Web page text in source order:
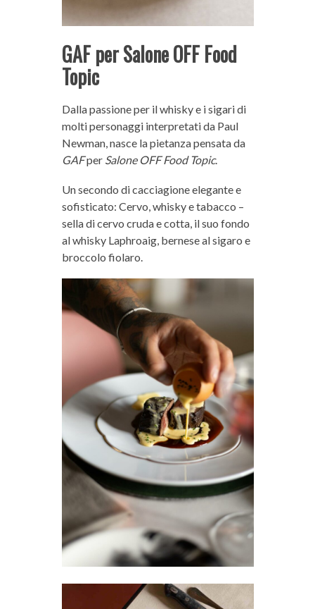
GAF per Salone OFF Food
Topic
Dalla passione per il whisky e i sigari di
molti personaggi interpretati da Paul
Newman, nasce la pietanza pensata da
GAFper Salone OFF Food Topic.
Un secondo di cacciagione elegante e
sofisticato: Cervo, whisky e tabacco –
sella di cervo cruda e cotta, il suo fondo
al whisky Laphroaig, bernese al sigaro e
broccolo fiolaro.